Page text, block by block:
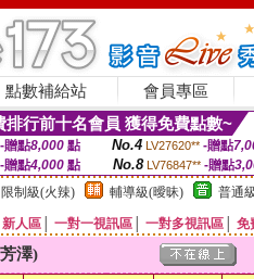
點數補給站 會員專區
排行前十名會員 獲得免費點數~
-贈點8,000點 No.4 LV27620** -贈點
-贈點4,000 點 No.8 LV76847** -贈點
限制級(火辣) 輔導級(曖昧) 普通
新人區 一對一視訊區 一對多視訊區 免
澤)